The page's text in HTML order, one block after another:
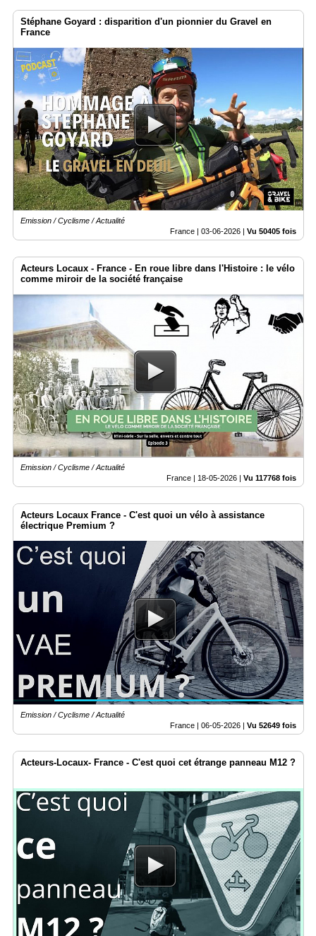
Stéphane Goyard : disparition d'un pionnier du Gravel en
France
Emission / Cyclisme / Actualité
France | 03-06-2026 | Vu 50405 fois
Acteurs Locaux - France - En roue libre dans l'Histoire : le vélo
comme miroir de la société française
Emission / Cyclisme / Actualité
France | 18-05-2026 Vu 117768 fois
Acteurs Locaux France - C'est quoi un vélo à assistance
électrique Premium ?
Emission / Cyclisme / Actualité
France | 06-05-2026 | Vu 52649 fois
Acteurs-Locaux- France - C'est quoi cet étrange panneau M12 ?